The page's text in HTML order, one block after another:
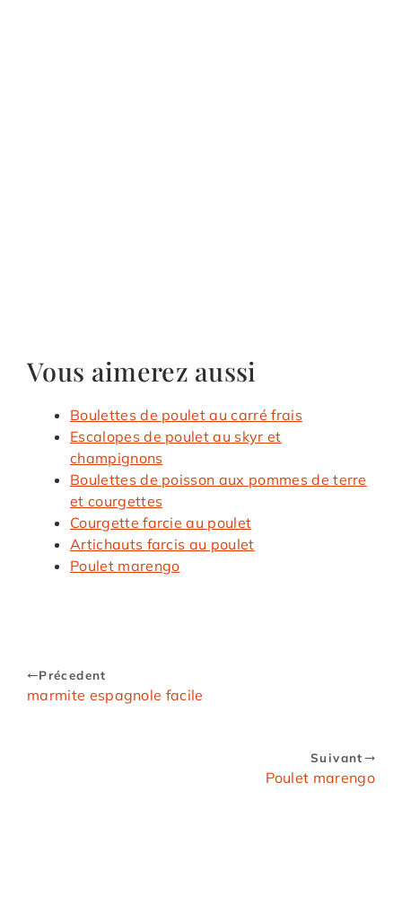
Vous aimerez aussi
Boulettes de poulet au carré frais
Escalopes de poulet au skyr et
champignons
Boulettes de poisson aux pommes de terre
et courgettes
Courgette farcie au poulet
Artichauts farcis au poulet
Poulet marengo
Précedent
marmite espagnole facile
Suivant
Poulet marengo